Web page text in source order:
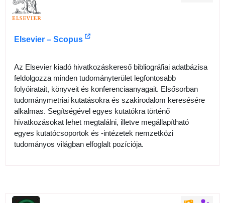
Elsevier – Scopus
Az Elsevier kiadó hivatkozáskereső bibliográfiai adatbázisa
feldolgozza minden tudományterület legfontosabb
folyóiratait, könyveit és konferenciaanyagait. Elsősorban
tudománymetriai kutatásokra és szakirodalom keresésére
alkalmas. Segítségével egyes kutatókra történő
hivatkozásokat lehet megtalálni, illetve megállapítható
egyes kutatócsoportok és -intézetek nemzetközi
tudományos világban elfoglalt pozíciója.